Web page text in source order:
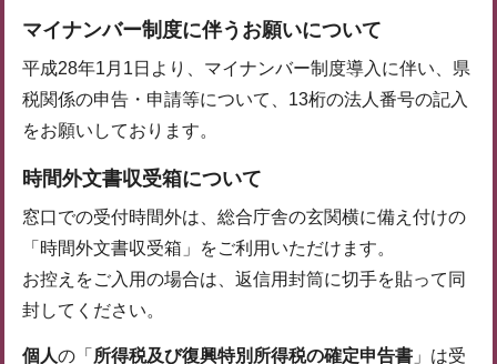
マイナンバー制度に伴うお願いについて
平成28年1月1日より、マイナンバー制度導入に伴い、県
税関係の申告・申請等について、13桁の法人番号の記入
をお願いしております。
時間外文書収受箱について
窓口での受付時間外は、総合庁舎の玄関横に備え付けの
「時間外文書収受箱」をご利用いただけます。
お控えをご入用の場合は、返信用封筒に切手を貼って同
封してください。
個人の「 所得税及び復興特別所得税の確定申告書 」は受